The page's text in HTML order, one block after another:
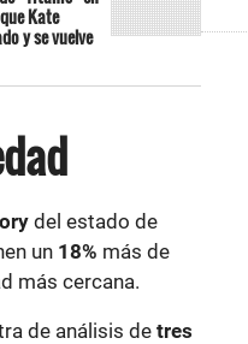
Kate
y se vuelve
del estado de
un 18% más de
más cercana.
de análisis de tres